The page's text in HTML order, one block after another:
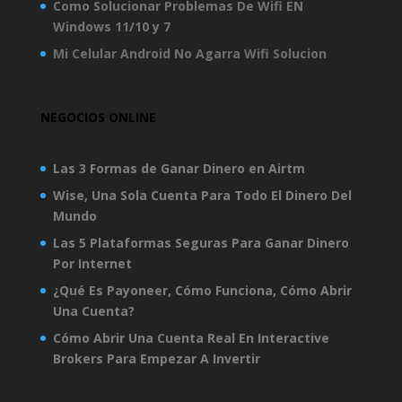
Como Solucionar Problemas De Wifi EN
Windows 11/10 y 7
Mi Celular Android No Agarra Wifi Solucion
NEGOCIOS ONLINE
Las 3 Formas de Ganar Dinero en Airtm
Wise, Una Sola Cuenta Para Todo El Dinero Del
Mundo
Las 5 Plataformas Seguras Para Ganar Dinero
Por Internet
¿Qué Es Payoneer, Cómo Funciona, Cómo Abrir
Una Cuenta?
Cómo Abrir Una Cuenta Real En Interactive
Brokers Para Empezar A Invertir